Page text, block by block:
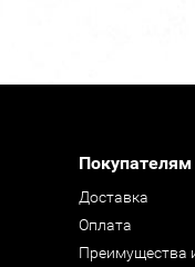
Покупателям
Доставка
Оплата
Преимущества